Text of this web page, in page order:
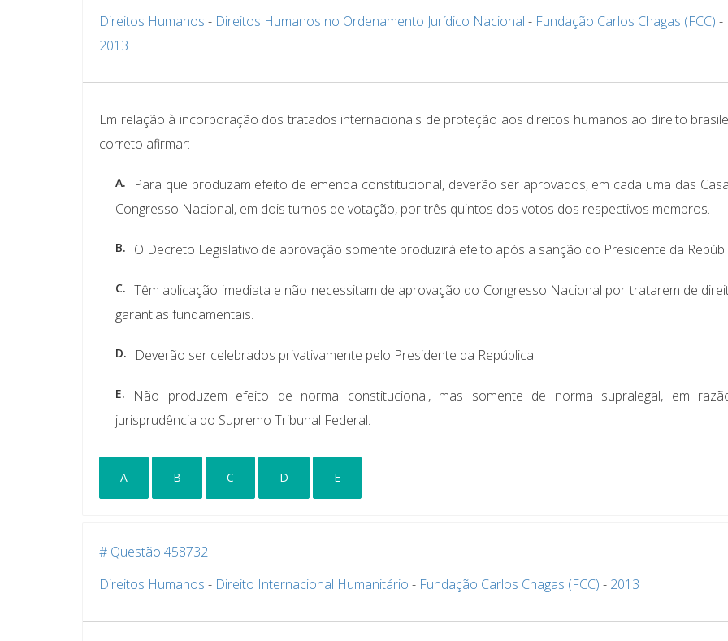
Direitos Humanos - Direitos Humanos no Ordenamento Jurídico Nacional - Fundação Carlos Chagas (FCC) -
2013
Em relação à incorporação dos tratados internacionais de proteção aos direitos humanos ao direito
correto afirmar:
A.
Para que produzam efeito de emenda constitucional, deverão ser aprovados, em cada uma das
Congresso Nacional, em dois turnos de votação, por três quintos dos votos dos respectivos membros.
B. O Decreto Legislativo de aprovação somente produzirá efeito após a sanção do Presidente da
C. Têm aplicação imediata e não necessitam de aprovação do Congresso Nacional por tratarem de
garantias fundamentais.
D. Deverão ser celebrados privativamente pelo Presidente da República.
E.
Não produzem efeito de norma constitucional, mas somente de norma supralegal, em
jurisprudência do Supremo Tribunal Federal.
A B C D E
# Questão 458732
Direitos Humanos - Direito Internacional Humanitário - Fundação Carlos Chagas (FCC) - 2013